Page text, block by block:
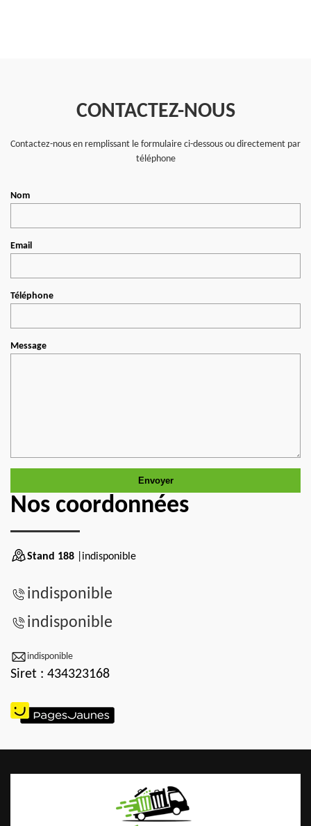
CONTACTEZ-NOUS
Contactez-nous en remplissant le formulaire ci-dessous ou directement par
téléphone
Nom
Email
Téléphone
Message
Nos coordonnées
Stand 188 |indisponible
indisponible
indisponible
indisponible
Siret : 434323168